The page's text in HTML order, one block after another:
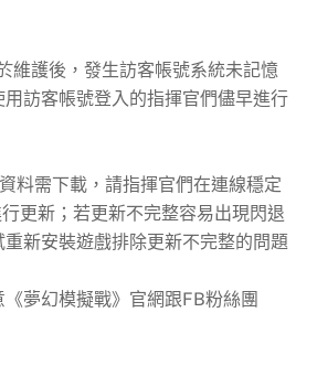
維護後，發生訪客帳號系統未記憶
訪客帳號登入的指揮官們儘早進行
料需下載，請指揮官們在連線穩定
更新；若更新不完整容易出現閃退
新安裝遊戲排除更新不完整的問題
夢幻模擬戰》官網跟FB粉絲團